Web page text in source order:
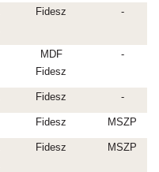
Fidesz -
MDF
Fidesz
-
Fidesz -
Fidesz MSZP
Fidesz MSZP